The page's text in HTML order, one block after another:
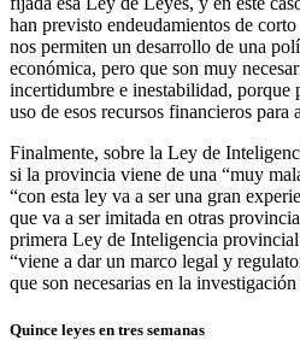
han previsto endeudamientos de
nos permiten un desarrollo de una
económica, pero que son muy
incertidumbre e inestabilidad, porque
uso de esos recursos financieros para
Finalmente, sobre la Ley de
si la provincia viene de una “muy
“con esta ley va a ser una gran
que va a ser imitada en otras
primera Ley de Inteligencia
“viene a dar un marco legal y
que son necesarias en la
Quince leyes en tres semanas